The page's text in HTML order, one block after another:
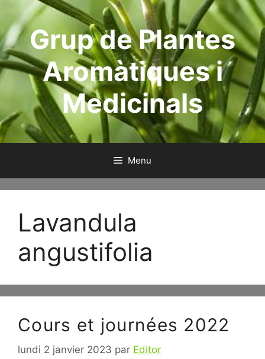
contenuGrup de Plantes
Aromàtiques i
Medicinals
Menu
Lavandula
angustifolia
Cours et journées 2022
lundi 2 janvier 2023 par Editor